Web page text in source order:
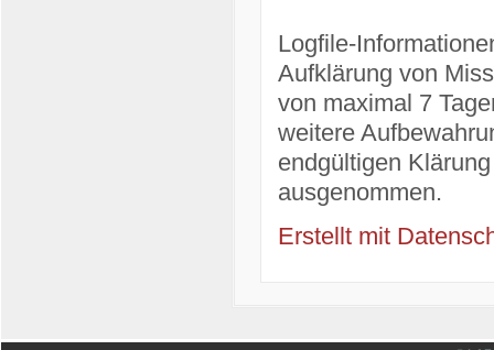
Logfile-
Aufklärung von
von maximal 7
weitere
endgültigen
ausgenommen.
Erstellt mit